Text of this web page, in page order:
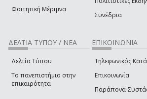
Φοιτητική Μέριμνα
Συνέδρια
ΔΕΛΤΙΑ ΤΥΠΟΥ / ΝΕΑ
Δελτία Τύπου
Το πανεπιστήμιο στην
επικαιρότητα
ΕΠΙΚΟΙΝΩΝΙΑ
Τηλεφωνικός
Επικοινωνία
Παράπονα-